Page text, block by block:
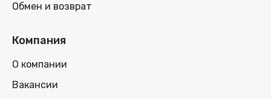
Обмен и возврат
Компания
О компании
Вакансии